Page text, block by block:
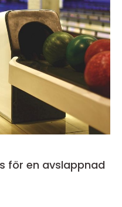
för en avslappnad